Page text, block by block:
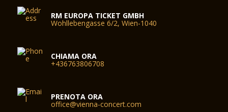
RM EUROPA TICKET GMBH
Wohllebengasse 6/2, Wien-1040
CHIAMA ORA
+436763806708
PRENOTA ORA
office@vienna-concert.com